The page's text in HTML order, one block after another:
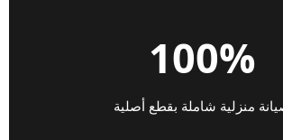
100%
منزلية شاملة بقطع أصلية